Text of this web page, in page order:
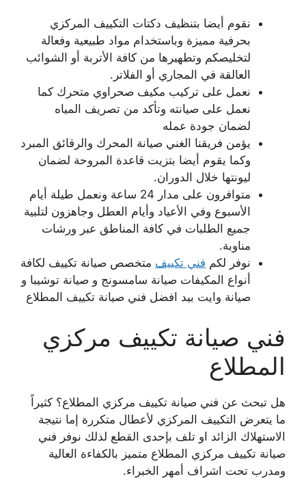
نقوم أيضا بتنظيف دكتات التكييف المركزي
بحرفية مميزة وباستخدام مواد طبيعية وفعالة
لتخليصكم وتطهيرها من كافة الأتربة أو الشوائب
العالقة في المجاري أو الفلاتر.
نعمل على تركيب مكيف صحراوي متحرك كما
نعمل على صيانته وتأكد من تصريف المياه
لضمان جودة عمله
يؤمن فريقنا الغني صيانة المحرك والرقائق المبرد
وكما يقوم أيضا بتزيت قاعدة المروحة لضمان
ليونتها خلال الدوران.
متوافرون على مدار 24 ساعة ونعمل طيلة أيام
الأسبوع وفي الأعياد وأيام العطل وجاهزون لتلبية
جميع الطلبات في كافة المناطق عبر ورشات
مناوبة.
نوفر لكم فني تكييف متخصص صيانة تكييف لكافة
أنواع المكيفات صيانة سامسونج و صيانة توشيبا و
صيانة وايت بيد افضل فني صيانة تكييف المطلاع
فني صيانة تكييف مركزي
المطلاع
هل تبحث عن فني صيانة تكييف مركزي المطلاع؟ كثيراً
ما يتعرض التكييف المركزي لأعطال متكررة إما نتيجة
الاستهلاك الزائد او تلف بإحدى القطع لذلك نوفر فني
صيانة تكييف مركزي المطلاع متميز بالكفاءة العالية
ومدرب تحت اشراف أمهر الخبراء.